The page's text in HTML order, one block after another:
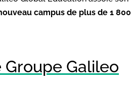
campus de plus de 1 800
Galileo